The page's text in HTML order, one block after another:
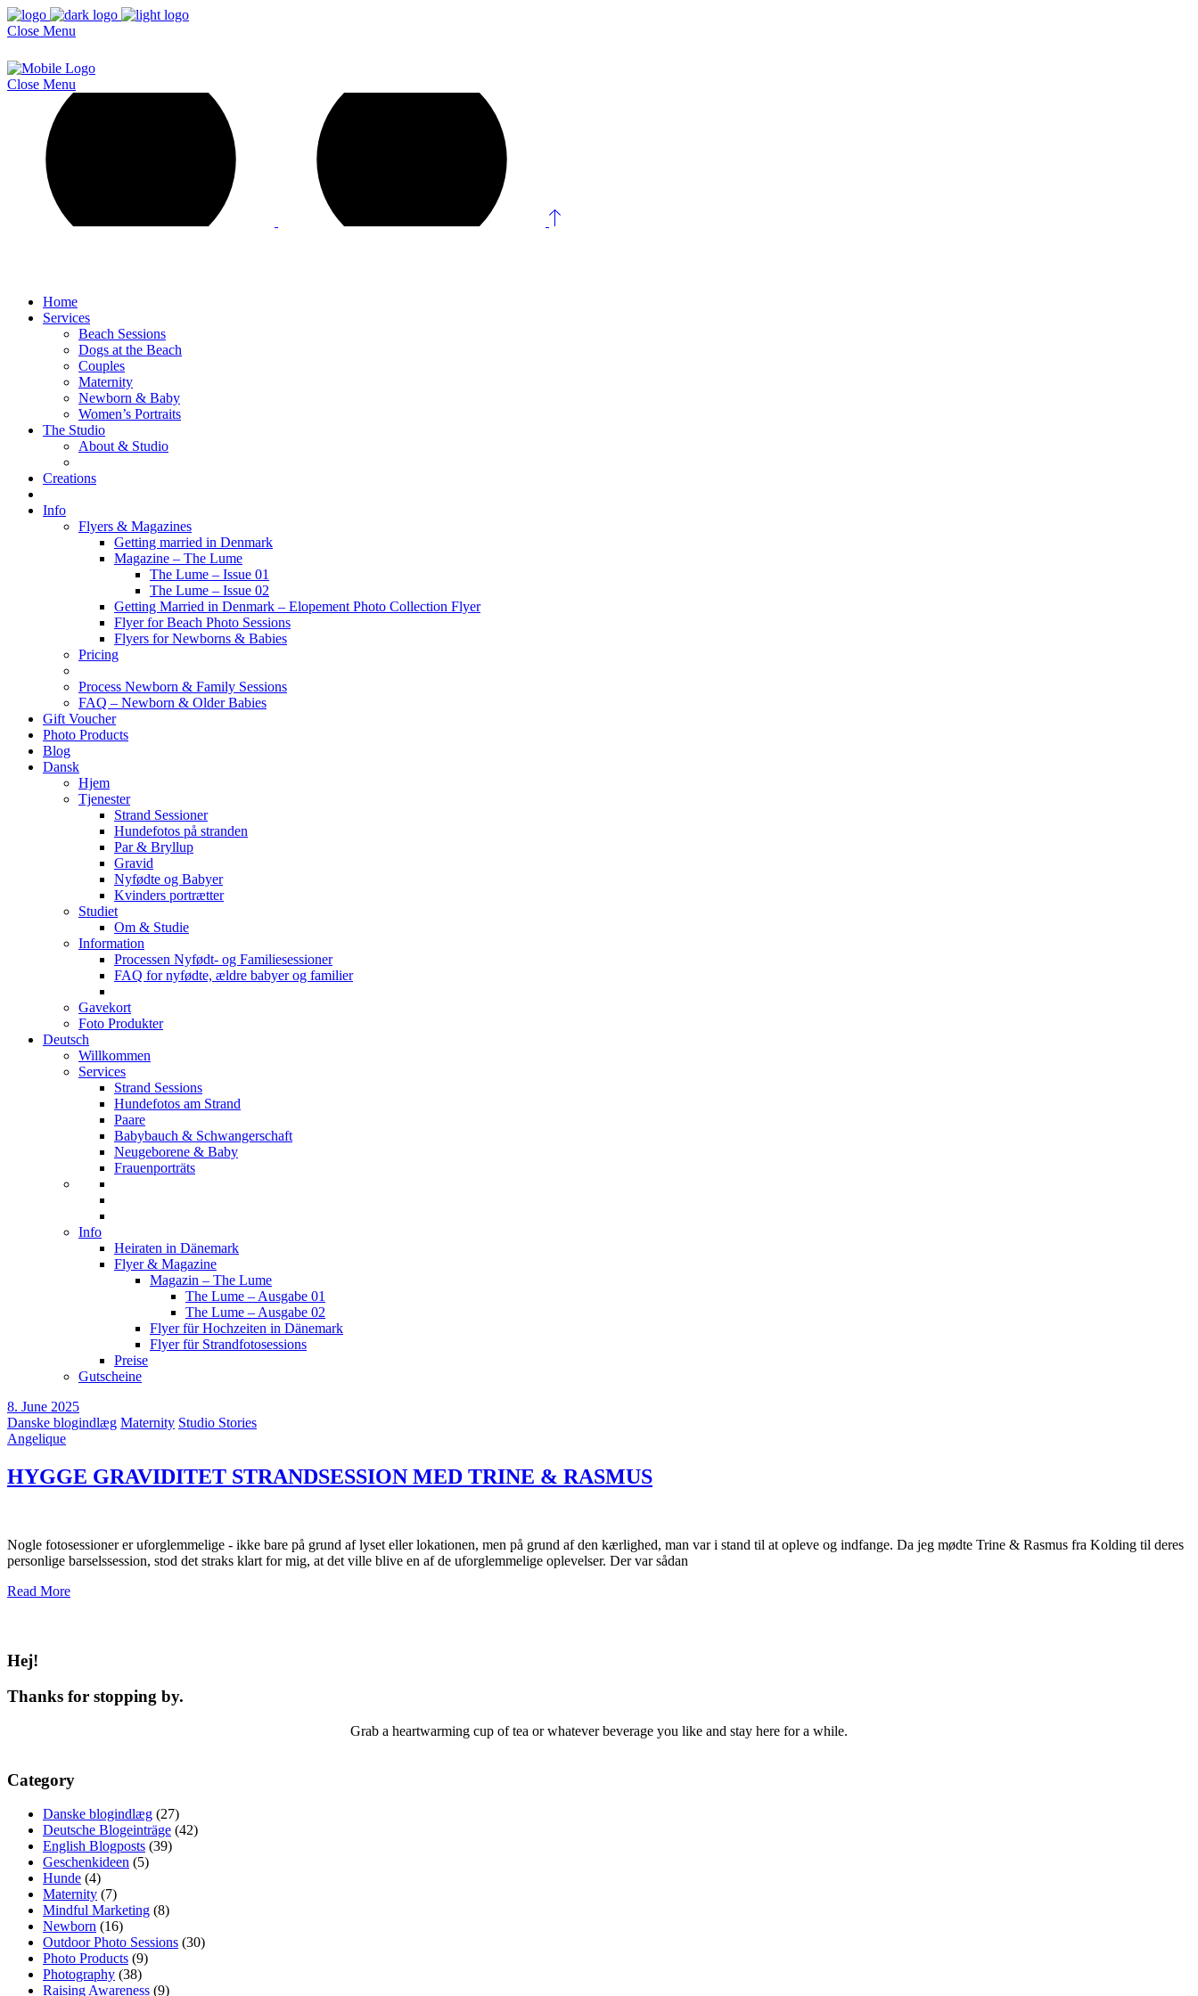
Close Menu
Close Menu
Home
Services
Beach Sessions
Dogs at the Beach
Couples
Maternity
Newborn & Baby
Women’s Portraits
The Studio
About & Studio
Creations
Info
Flyers & Magazines
Getting married in Denmark
Magazine – The Lume
The Lume – Issue 01
The Lume – Issue 02
Getting Married in Denmark – Elopement Photo Collection Flyer
Flyer for Beach Photo Sessions
Flyers for Newborns & Babies
Pricing
Process Newborn & Family Sessions
FAQ – Newborn & Older Babies
Gift Voucher
Photo Products
Blog
Dansk
Hjem
Tjenester
Strand Sessioner
Hundefotos på stranden
Par & Bryllup
Gravid
Nyfødte og Babyer
Kvinders portrætter
Studiet
Om & Studie
Information
Processen Nyfødt- og Familiesessioner
FAQ for nyfødte, ældre babyer og familier
Gavekort
Foto Produkter
Deutsch
Willkommen
Services
Strand Sessions
Hundefotos am Strand
Paare
Babybauch & Schwangerschaft
Neugeborene & Baby
Frauenporträts
Info
Heiraten in Dänemark
Flyer & Magazine
Magazin – The Lume
The Lume – Ausgabe 01
The Lume – Ausgabe 02
Flyer für Hochzeiten in Dänemark
Flyer für Strandfotosessions
Preise
Gutscheine
8. June 2025
Danske blogindlæg Maternity Studio Stories
Angelique
HYGGE GRAVIDITET STRANDSESSION MED TRINE & RASMUS
Nogle fotosessioner er uforglemmelige - ikke bare på grund af lyset eller lokationen, men på grund af den kærlighed, man var i stand til at opleve og indfange. Da jeg mødte Trine & Rasmus fra Kolding til deres
personlige barselssession, stod det straks klart for mig, at det ville blive en af de uforglemmelige oplevelser. Der var sådan
Read More
Hej!
Thanks for stopping by.
Grab a heartwarming cup of tea or whatever beverage you like and stay here for a while.
Category
Danske blogindlæg (27)
Deutsche Blogeinträge (42)
English Blogposts (39)
Geschenkideen (5)
Hunde (4)
Maternity (7)
Mindful Marketing (8)
Newborn (16)
Outdoor Photo Sessions (30)
Photo Products (9)
Photography (38)
Raising Awareness (9)